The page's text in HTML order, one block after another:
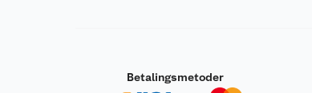
Betalingsmetoder